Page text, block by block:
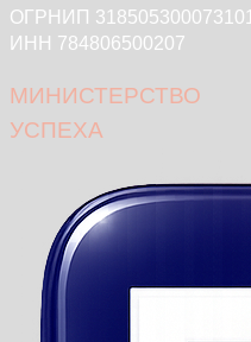
ОГРНИП 318505300073101
ИНН 784806500207
МИНИСТЕРСТВО
УСПЕХА